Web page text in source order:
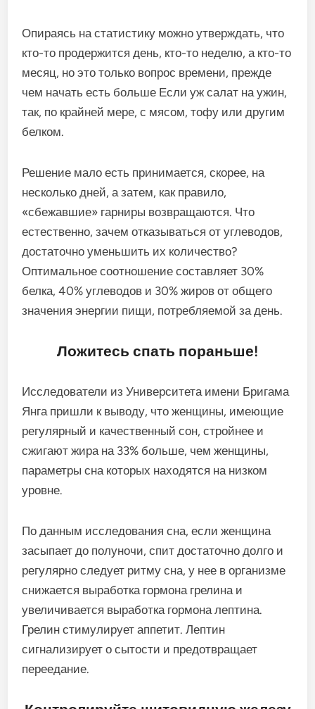
Опираясь на статистику можно утверждать, что
кто-то продержится день, кто-то неделю, а кто-то
месяц, но это только вопрос времени, прежде
чем начать есть больше Если уж салат на ужин,
так, по крайней мере, с мясом, тофу или другим
белком.
Решение мало есть принимается, скорее, на
несколько дней, а затем, как правило,
«сбежавшие» гарниры возвращаются. Что
естественно, зачем отказываться от углеводов,
достаточно уменьшить их количество?
Оптимальное соотношение составляет 30%
белка, 40% углеводов и 30% жиров от общего
значения энергии пищи, потребляемой за день.
Ложитесь спать пораньше!
Исследователи из Университета имени Бригама
Янга пришли к выводу, что женщины, имеющие
регулярный и качественный сон, стройнее и
сжигают жира на 33% больше, чем женщины,
параметры сна которых находятся на низком
уровне.
По данным исследования сна, если женщина
засыпает до полуночи, спит достаточно долго и
регулярно следует ритму сна, у нее в организме
снижается выработка гормона грелина и
увеличивается выработка гормона лептина.
Грелин стимулирует аппетит. Лептин
сигнализирует о сытости и предотвращает
переедание.